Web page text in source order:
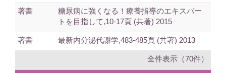
著書
糖尿病に強くなる！療養指導のエキスパー
トを目指して,10-17頁 (共著) 2015
著書 最新内分泌代謝学,483-485頁 (共著) 2013
全件表示（70件）